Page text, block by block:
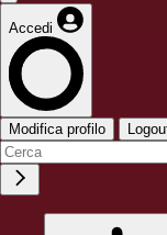
Accedi
Modifica profilo